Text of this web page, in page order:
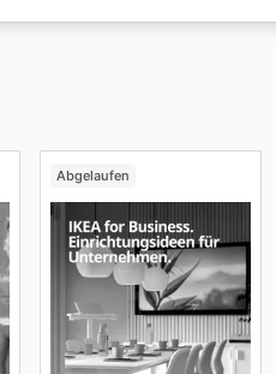
vergleichen, ihre Produkte
Abgelaufen